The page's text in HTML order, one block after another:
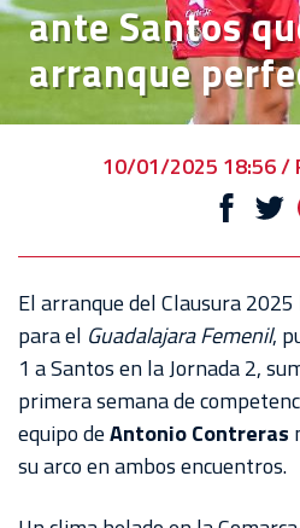
VENTA
DE
BOLETOS
CHIVABONOS
REBAÑO
CHIVAS
TIENDA
CHIVAS
CHIVASTV
ante Santos
arranque
10/01/2025 18:56 /
El arranque del Clausura
para el Guadalajara Femenil,
1 a Santos en la Jornada 2,
primera semana de
equipo deAntonio Contreras
su arco en ambos encuentros.